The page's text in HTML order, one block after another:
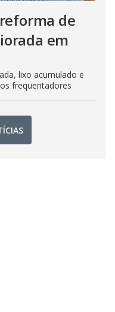
de
em
lixo acumulado e
frequentadores